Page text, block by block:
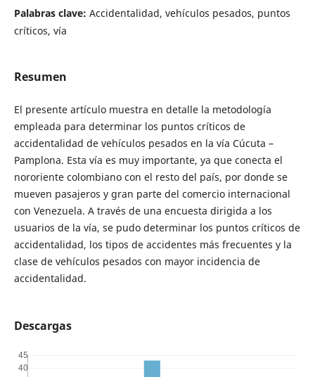
Palabras clave: Accidentalidad, vehículos pesados, puntos
críticos, vía
Resumen
El presente artículo muestra en detalle la metodología
empleada para determinar los puntos críticos de
accidentalidad de vehículos pesados en la vía Cúcuta –
Pamplona. Esta vía es muy importante, ya que conecta el
nororiente colombiano con el resto del país, por donde se
mueven pasajeros y gran parte del comercio internacional
con Venezuela. A través de una encuesta dirigida a los
usuarios de la vía, se pudo determinar los puntos críticos de
accidentalidad, los tipos de accidentes más frecuentes y la
clase de vehículos pesados con mayor incidencia de
accidentalidad.
Descargas